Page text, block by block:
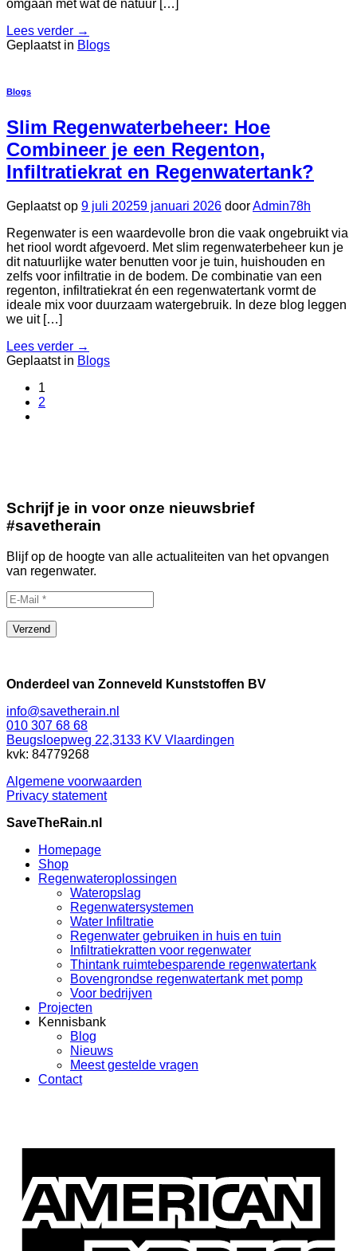
omgaan met wat de natuur […]
Lees verder →
Geplaatst in Blogs
Blogs
Slim Regenwaterbeheer: Hoe
Combineer je een Regenton,
Infiltratiekrat en Regenwatertank?
Geplaatst op 9 juli 20259 januari 2026 doorAdmin78h
Regenwater is een waardevolle bron die vaak ongebruikt via
het riool wordt afgevoerd. Met slim regenwaterbeheer kun je
dit natuurlijke water benutten voor je tuin, huishouden en
zelfs voor infiltratie in de bodem. De combinatie van een
regenton, infiltratiekrat én een regenwatertank vormt de
ideale mix voor duurzaam watergebruik. In deze blog leggen
we uit […]
Lees verder →
Geplaatst in Blogs
1
2
Schrijf je in voor onze nieuwsbrief
#savetherain
Blijf op de hoogte van alle actualiteiten van het opvangen
van regenwater.
Onderdeel van Zonneveld Kunststoffen BV
info@savetherain.nl
010 307 68 68
Beugsloepweg 22,3133 KV Vlaardingen
kvk: 84779268
Algemene voorwaarden
Privacy statement
SaveTheRain.nl
Homepage
Shop
Regenwateroplossingen
Wateropslag
Regenwatersystemen
Water Infiltratie
Regenwater gebruiken in huis en tuin
Infiltratiekratten voor regenwater
Thintank ruimtebesparende regenwatertank
Bovengrondse regenwatertank met pomp
Voor bedrijven
Projecten
Kennisbank
Blog
Nieuws
Meest gestelde vragen
Contact